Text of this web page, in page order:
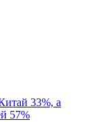
33%, а
57%